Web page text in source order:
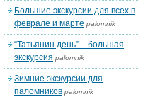
Большие экскурсии для всех в
феврале и марте palomnik
“Татьянин день” – большая
экскурсия palomnik
Зимние экскурсии для
паломников palomnik